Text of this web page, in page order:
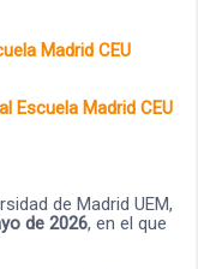
Madrid CEU
Escuela Madrid CEU
de Madrid UEM,
de 2026, en el que